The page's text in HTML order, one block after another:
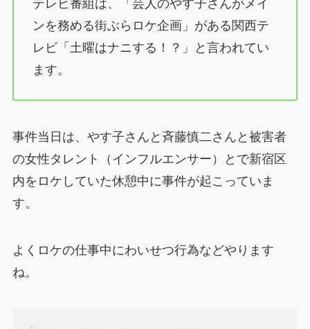
テレビ番組は、「芸人のやす子さんがメイ
ンを務める街ぶらロケ企画」がある関西テ
レビ「土曜はナニする！？」と言われてい
ます。
事件当日は、やす子さんと斉藤慎二さんと被害者
の女性タレント（インフルエンサー）とで新宿区
内をロケしていた休憩中に事件が起こっていま
す。
よくロケの仕事中にわいせつ行為などやります
ね。